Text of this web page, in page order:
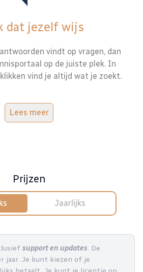
dat jezelf wijs
vindt op vragen, dan
op de juiste plek. In
vind je altijd wat je zoekt.
Lees meer
Prijzen
Jaarlijks
support en updates. De
jaar. Je kunt kiezen of je